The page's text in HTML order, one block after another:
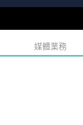
媒體業務